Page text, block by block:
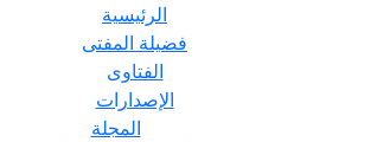
الرئيسية
فضيلة المفتى
الفتاوى
الإصدارات
المجلة